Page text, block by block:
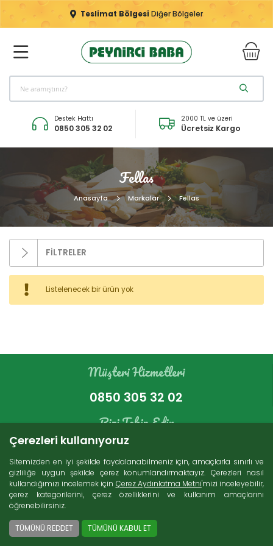
Teslimat Bölgesi Diğer Bölgeler
Destek Hattı
0850 305 32 02
2000 TL ve üzeri
Ücretsiz Kargo
Fellas
Anasayfa Markalar Fellas
FİLTRELER
Kategoriler
Süt Ürünleri (272)
Tatlı Lezzetler (230)
Konserveler (85)
Arama
Listelenecek bir ürün yok
Müşteri Hizmetleri
0850 305 32 02
Bizi Takip Edin
2000 TL ve üzeri alışverişlerde Türkiye'nin her
yerine ücretsiz kargo imkanı
Çerezleri kullanıyoruz
Sitemizden en iyi şekilde faydalanabilmeniz için, amaçlarla sınırlı ve
gizliliğe uygun şekilde çerez konumlandırmaktayız. Çerezleri nasıl
kullandığımızı incelemek için Çerez Aydınlatma Metni'mizi inceleyebilir,
çerez kategorilerini, çerez özelliklerini ve kullanım amaçlarını
öğrenebilirsiniz.
TÜMÜNÜ REDDET TÜMÜNÜ KABUL ET